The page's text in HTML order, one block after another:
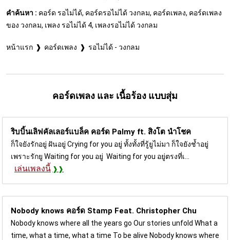
คำค้นหา : คอร์ด รอไม่ได้, คอร์ดรอไม่ได้ วงกลม, คอร์ดเพลง, คอร์ดเพลง
ของ วงกลม, เพลง รอไม่ได้ 4, เพลงรอไม่ได้ วงกลม
หน้าแรก คอร์ดเพลง รอไม่ได้ - วงกลม
คอร์ดเพลง และ เนื้อร้อง แบบสุ่ม
ริบบิ้นเลิฟคัลเลอร์แบล็ค คอร์ด Palmy ft. สิงโต นำโชค
ก็ใจยังรักอยู่ ฝันอยู่ Crying for you อยู่ ทั้งทั้งที่รู้ยูไม่มา ก็ใจยังช้ำอยู่
เพราะรักยู Waiting for you อยู่ Waiting for you อยู่ตรงที่เ...
เล่นเพลงนี้
Nobody knows คอร์ด Stamp Feat. Christopher Chu
Nobody knows where all the years go Our stories unfold What a
time, what a time, what a time To be alive Nobody knows where